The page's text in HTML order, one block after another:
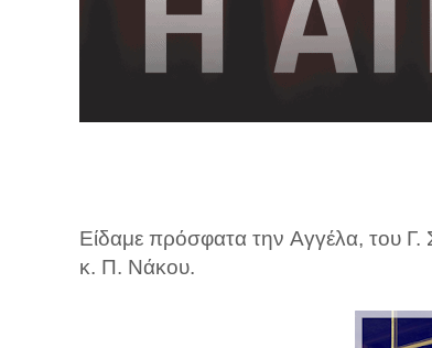
Είδαμε πρόσφατα την Αγγέλα, του
κ. Π. Νάκου.